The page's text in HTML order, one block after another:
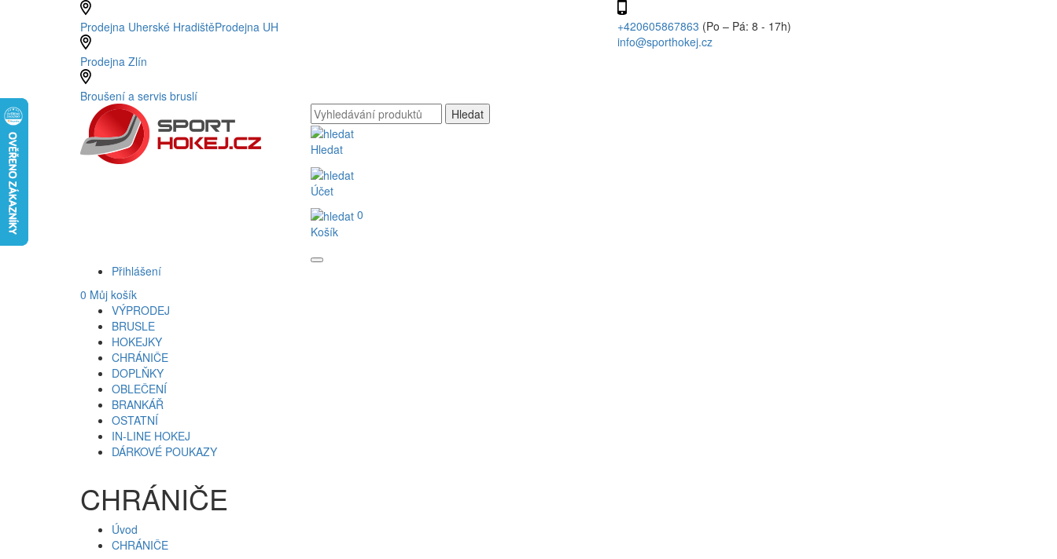
Prodejna Uherské HradištěProdejna UH
Prodejna Zlín
Broušení a servis bruslí
+420605867863 (Po – Pá: 8 - 17h)
info@sporthokej.cz
Hledat
Účet
0
Košík
Přihlášení
0 Můj košík
VÝPRODEJ
BRUSLE
HOKEJKY
CHRÁNIČE
DOPLŇKY
OBLEČENÍ
BRANKÁŘ
OSTATNÍ
IN-LINE HOKEJ
DÁRKOVÉ POUKAZY
CHRÁNIČE
Úvod
CHRÁNIČE